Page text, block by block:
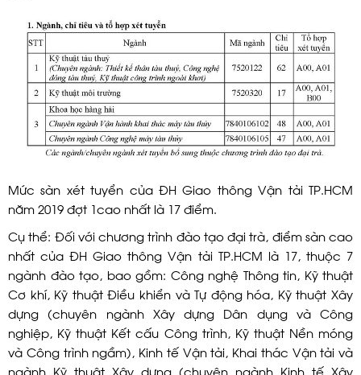
Mức sàn xét tuyển của ĐH Giao thông Vận tải TP.HCM
năm 2019 đợt 1cao nhất là 17 điểm.
Cụ thể: Đối với chương trình đào tạo đại trà, điểm sàn cao
nhất của ĐH Giao thông Vận tải TP.HCM là 17, thuộc 7
ngành đào tạo, bao gồm: Công nghệ Thông tin, Kỹ thuật
Cơ khí, Kỹ thuật Điều khiển và Tự động hóa, Kỹ thuật Xây
dựng (chuyên ngành Xây dựng Dân dụng và Công
nghiệp, Kỹ thuật Kết cấu Công trình, Kỹ thuật Nền móng
và Công trình ngầm), Kinh tế Vận tải, Khai thác Vận tải và
ngành Kỹ thuật Xây dựng (chuyên ngành Kinh tế Xây